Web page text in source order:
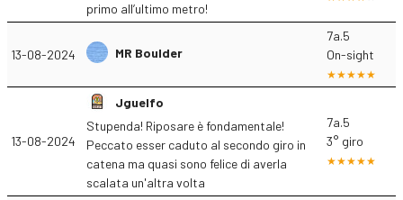
primo all’ultimo metro!
13-08-2024 MR Boulder
7a.5
On-sight
13-08-2024
Jguelfo
Stupenda! Riposare è fondamentale!
Peccato esser caduto al secondo giro in
catena ma quasi sono felice di averla
scalata un'altra volta
7a.5
3° giro